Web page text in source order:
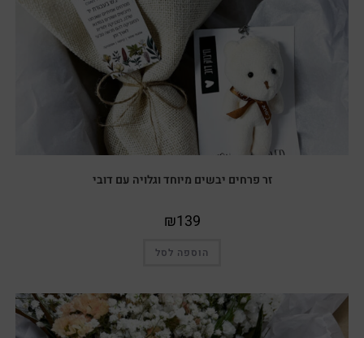
זר פרחים יבשים מיוחד וגלויה עם דובי
₪139
הוספה לסל